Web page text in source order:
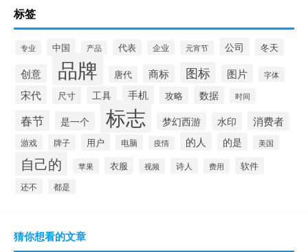
标签
专业 中国 产品 代表 企业 元宵节 公司 冬天
创意 品牌 唐代 商标 图标 图片 字体
宋代 尺寸 工具 手机 攻略 数据 时间
春节 是一个 标志 梦幻西游 水印 消费者
游戏 牌子 用户 电脑 疫情 的人 的是 美国
自己的 苹果 衣服 视频 诗人 费用 软件
还不 都是
猜你想看的文章